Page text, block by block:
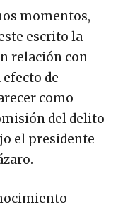
momentos,
escrito la
relación con
de
como
del delito
el presidente